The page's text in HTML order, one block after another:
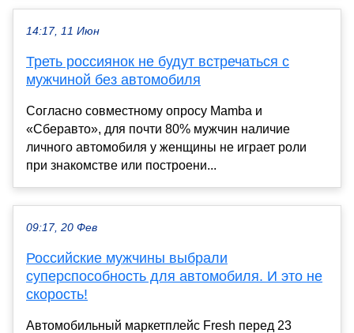
14:17, 11 Июн
Треть россиянок не будут встречаться с
мужчиной без автомобиля
Согласно совместному опросу Mamba и
«Сберавто», для почти 80% мужчин наличие
личного автомобиля у женщины не играет роли
при знакомстве или построени...
09:17, 20 Фев
Российские мужчины выбрали
суперспособность для автомобиля. И это не
скорость!
Автомобильный маркетплейс Fresh перед 23